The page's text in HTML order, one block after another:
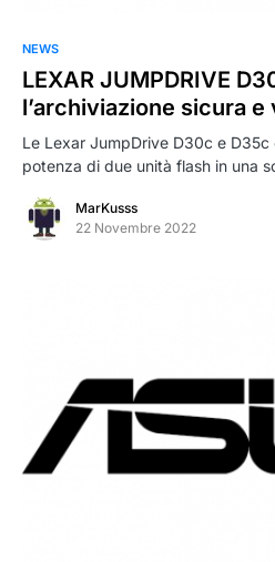
NEWS
LEXAR JUMPDRIVE
l’archiviazione sicura e
Le Lexar JumpDrive D30c e D35c
potenza di due unità flash in una
MarKusss
22 Novembre 2022